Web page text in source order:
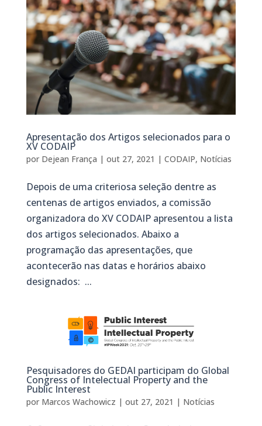
Apresentação dos Artigos selecionados para o
XV CODAIP
por Dejean França | out 27, 2021 | CODAIP, Notícias
Depois de uma criteriosa seleção dentre as
centenas de artigos enviados, a comissão
organizadora do XV CODAIP apresentou a lista
dos artigos selecionados. Abaixo a
programação das apresentações, que
acontecerão nas datas e horários abaixo
designados: ...
Pesquisadores do GEDAI participam do Global
Congress of Intelectual Property and the
Public Interest
por Marcos Wachowicz | out 27, 2021 | Notícias